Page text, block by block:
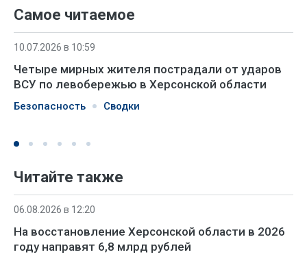
Самое читаемое
10.07.2026 в 10:59
Четыре мирных жителя пострадали от ударов
ВСУ по левобережью в Херсонской области
Безопасность Сводки
Читайте также
06.08.2026 в 12:20
На восстановление Херсонской области в 2026
году направят 6,8 млрд рублей